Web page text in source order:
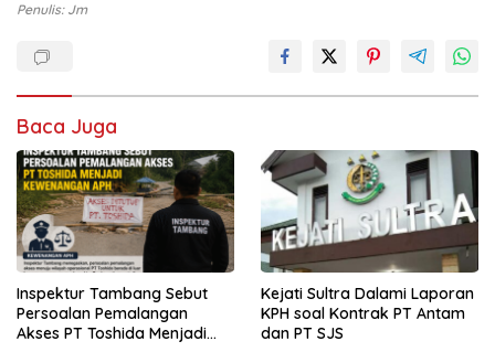
Penulis: Jm
Baca Juga
Inspektur Tambang Sebut
Persoalan Pemalangan
Akses PT Toshida Menjadi
Kejati Sultra Dalami Laporan
KPH soal Kontrak PT Antam
dan PT SJS